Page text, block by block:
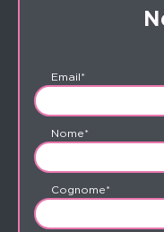
Email*
Nome*
Cognome*